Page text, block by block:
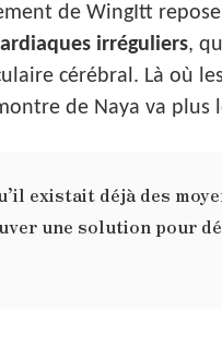
de WingItt
irréguliers,
cérébral. Là où
de Naya va plus
existait déjà des
une solution pour